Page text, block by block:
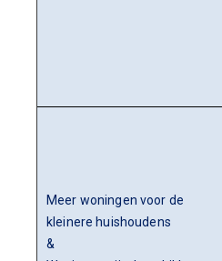
Meer woningen voor de
kleinere huishoudens
&